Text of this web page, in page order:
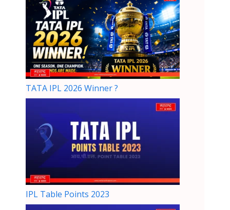
TATA IPL 2026 Winner ?
IPL Table Points 2023